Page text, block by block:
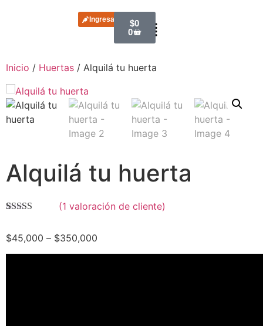
Ingresar $0
0
Inicio / Huertas / Alquilá tu huerta
Alquilá tu huerta
basado en
(1 valoración de cliente)
$45,000 – $350,000